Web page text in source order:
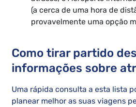
(a cerca de uma hora de
provavelmente uma opção
Como tirar partido
informações sobre
Uma rápida consulta a esta lista
planear melhor as suas viagens